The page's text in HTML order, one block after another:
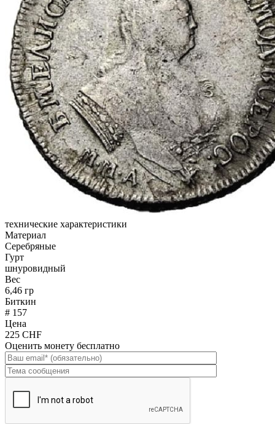
технические характеристики
Материал
Серебряные
Гурт
шнуровидный
Вес
6,46 гр
Биткин
# 157
Цена
225 CHF
Оценить монету бесплатно